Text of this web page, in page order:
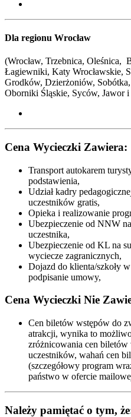
Dla regionu Wrocław
(Wrocław, Trzebnica, Oleśnica,
Łagiewniki, Katy Wrocławskie,
Grodków, Dzierżoniów,
Oborniki Śląskie, Syców, Jawor
Cena Wycieczki Zawiera:
Transport autokarem
podstawienia,
Udział kadry
uczestników gratis,
Opieka i realizowanie
Ubezpieczenie od NNW
uczestnika,
Ubezpieczenie od KL na
wyciecze zagranicznych,
Dojazd do klienta/szkoły
podpisanie umowy,
Cena Wycieczki Nie
Cen biletów wstępów do
atrakcji, wynika to
zróżnicowania cen
uczestników, wahań cen
(szczegółowy program
państwo w ofercie
Należy pamiętać o tym,